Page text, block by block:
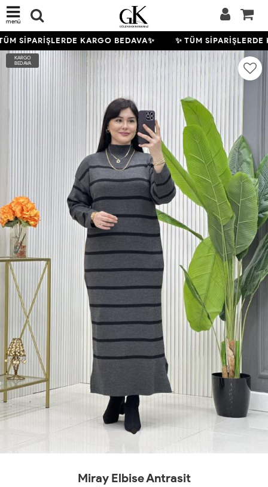
menü
SİPARİŞLERDE KARGO BEDAVA✨ ✨ TÜM SİPARİŞLERDE
KARGO
BEDAVA
Miray Elbise Antrasit